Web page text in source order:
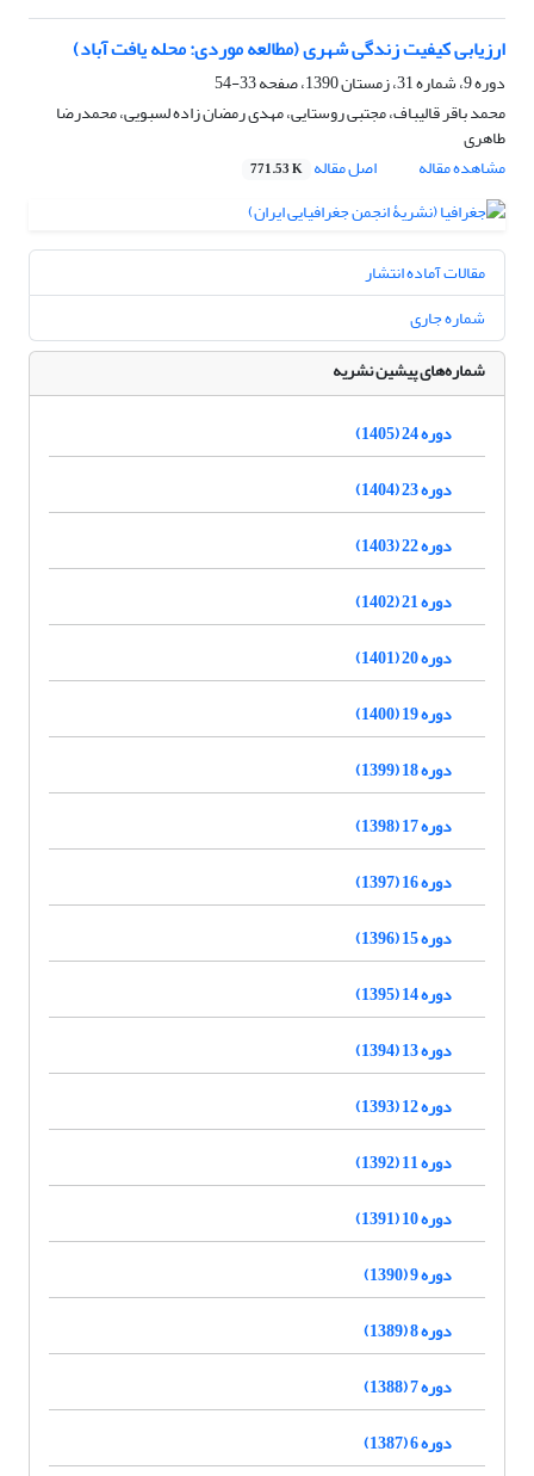
ارزیابی کیفیت زندگی شهری (مطالعه موردی: محله یافت آباد)
دوره 9، شماره 31، زمستان 1390، صفحه
33-54
محمد باقر قالیباف، مجتبی روستایی، مهدی رمضان زاده لسبویی، محمدرضا
طاهری
مشاهده مقاله
اصل مقاله 771.53 K
مقالات آماده انتشار
شماره جاری
شماره‌های پیشین نشریه
دوره 24 (1405)
دوره 23 (1404)
دوره 22 (1403)
دوره 21 (1402)
دوره 20 (1401)
دوره 19 (1400)
دوره 18 (1399)
دوره 17 (1398)
دوره 16 (1397)
دوره 15 (1396)
دوره 14 (1395)
دوره 13 (1394)
دوره 12 (1393)
دوره 11 (1392)
دوره 10 (1391)
دوره 9 (1390)
دوره 8 (1389)
دوره 7 (1388)
دوره 6 (1387)